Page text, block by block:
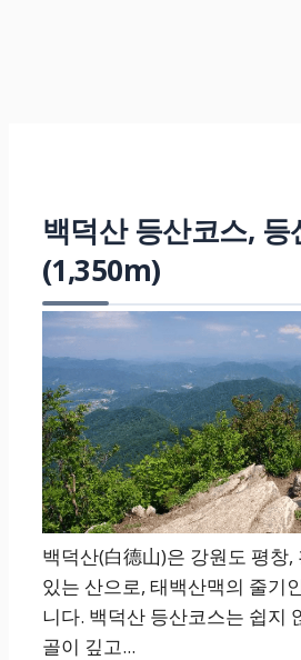
백덕산 등산코스, 등
(1,350m)
백덕산(白德山)은 강원도 평창,
있는 산으로, 태백산맥의 줄기
니다. 백덕산 등산코스는 쉽지
골이 깊고...